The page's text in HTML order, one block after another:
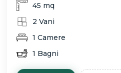
45 mq
2 Vani
1 Camere
1 Bagni